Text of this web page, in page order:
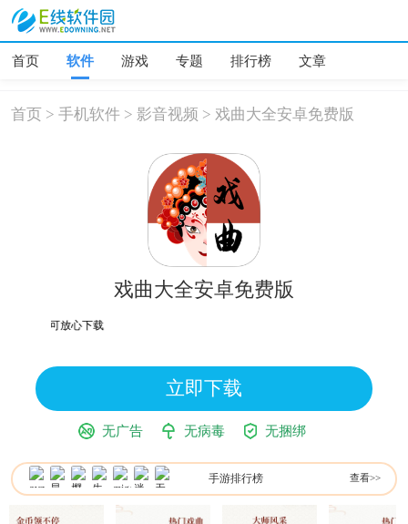
首页 软件 游戏 专题 排行榜 文章
首页 >手机软件 >影音视频 > 戏曲大全安卓免费版
戏曲大全安卓免费版
误报可放心下载
立即下载
无广告 无病毒 无捆绑
手游排行榜 查看>>